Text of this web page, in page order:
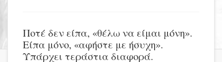
Ποτέ δεν είπα, «θέλω να είμαι μόνη».
Είπα μόνο, «αφήστε με ήσυχη».
Υπάρχει τεράστια διαφορά.